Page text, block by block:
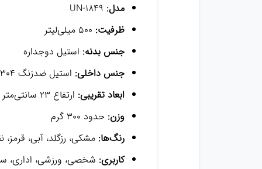
مدل:
ظرفیت:
جنس بدنه: استیل دوجداره
جنس داخلی: استیل ضدزنگ 304
ابعاد تقریبی: ارتفاع 23 سانتی‌متر / قطر 6 سانتی‌متر
وزن: حدود 300 گرم
رنگ‌ها: مشکی، رزگلد، آبی، قرمز،
کاربری: شخصی، ورزشی، اداری،